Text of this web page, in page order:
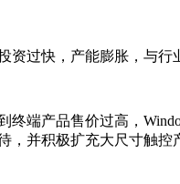
资过快，产能膨胀，与
终端产品售价过高，
，并积极扩充大尺寸触控